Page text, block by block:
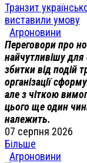
Транзит
виставили умову
Агроновини
Переговори про
найчутливішу для
збитки від подій
організації
але з чіткою
цього ще один
належить.
07 серпня 2026
Більше
Агроновини